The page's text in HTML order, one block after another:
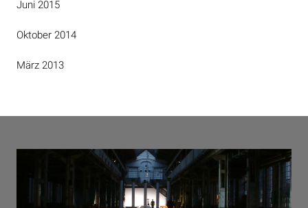
Juni 2015
Oktober 2014
März 2013